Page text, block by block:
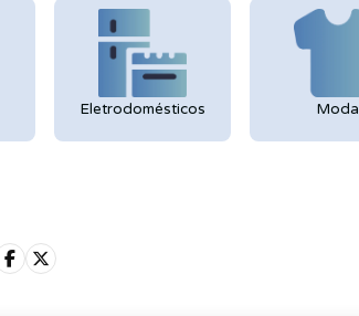
Eletrodomésticos Moda